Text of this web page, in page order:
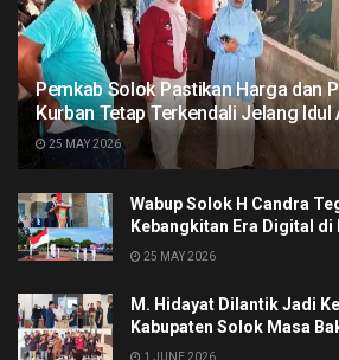
Pemkab Solok Pastikan Harga dan
Kurban Tetap Terkendali Jelang Idul
25 MAY 2026
Wabup Solok H Candra
Kebangkitan Era Digital
25 MAY 2026
M. Hidayat Dilantik Jadi
Kabupaten Solok Masa
1 JUNE 2026